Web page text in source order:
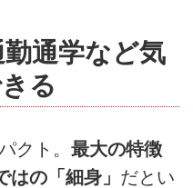
通学など気
る
クト。 最大の特徴
の「細身」 だとい